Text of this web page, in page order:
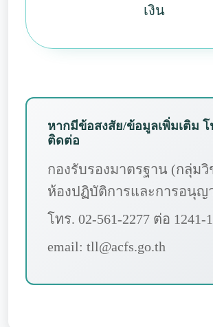
เงิน
หากมีข้อสงสัย/ข้อมูลเพิ่มเติม โ
ติดต่อ
กองรับรองมาตรฐาน (กลุ่มวิ
ห้องปฏิบัติการและการอนุญ
โทร. 02-561-2277 ต่อ 1241-
email: tll@acfs.go.th